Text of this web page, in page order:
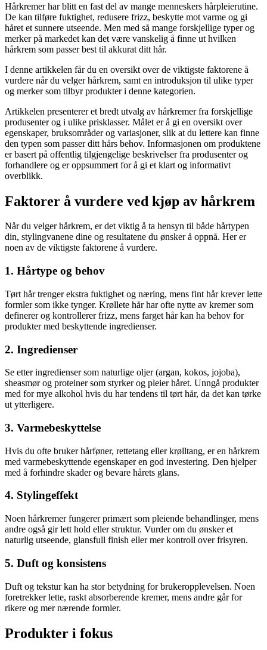
Hårkremer har blitt en fast del av mange menneskers hårpleierutine.
De kan tilføre fuktighet, redusere frizz, beskytte mot varme og gi
håret et sunnere utseende. Men med så mange forskjellige typer og
merker på markedet kan det være vanskelig å finne ut hvilken
hårkrem som passer best til akkurat ditt hår.
I denne artikkelen får du en oversikt over de viktigste faktorene å
vurdere når du velger hårkrem, samt en introduksjon til ulike typer
og merker som tilbyr produkter i denne kategorien.
Artikkelen presenterer et bredt utvalg av hårkremer fra forskjellige
produsenter og i ulike prisklasser. Målet er å gi en oversikt over
egenskaper, bruksområder og variasjoner, slik at du lettere kan finne
den typen som passer ditt hårs behov. Informasjonen om produktene
er basert på offentlig tilgjengelige beskrivelser fra produsenter og
forhandlere og er oppsummert for å gi et klart og informativt
overblikk.
Faktorer å vurdere ved kjøp av hårkrem
Når du velger hårkrem, er det viktig å ta hensyn til både hårtypen
din, stylingvanene dine og resultatene du ønsker å oppnå. Her er
noen av de viktigste faktorene å vurdere.
1. Hårtype og behov
Tørt hår trenger ekstra fuktighet og næring, mens fint hår krever lette
formler som ikke tynger. Krøllete hår har ofte nytte av kremer som
definerer og kontrollerer frizz, mens farget hår kan ha behov for
produkter med beskyttende ingredienser.
2. Ingredienser
Se etter ingredienser som naturlige oljer (argan, kokos, jojoba),
sheasmør og proteiner som styrker og pleier håret. Unngå produkter
med for mye alkohol hvis du har tendens til tørt hår, da det kan tørke
ut ytterligere.
3. Varmebeskyttelse
Hvis du ofte bruker hårføner, rettetang eller krølltang, er en hårkrem
med varmebeskyttende egenskaper en god investering. Den hjelper
med å forhindre skader og bevare hårets glans.
4. Stylingeffekt
Noen hårkremer fungerer primært som pleiende behandlinger, mens
andre også gir lett hold eller struktur. Vurder om du ønsker et
naturlig utseende, glansfull finish eller mer kontroll over frisyren.
5. Duft og konsistens
Duft og tekstur kan ha stor betydning for brukeropplevelsen. Noen
foretrekker lette, raskt absorberende kremer, mens andre går for
rikere og mer nærende formler.
Produkter i fokus